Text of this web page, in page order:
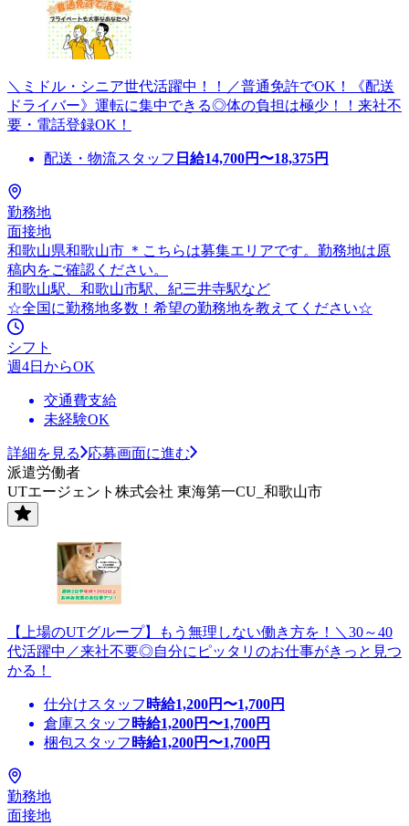
＼ミドル・シニア世代活躍中！！／普通免許でOK！《配送
ドライバー》運転に集中できる◎体の負担は極少！！来社不
要・電話登録OK！
配送・物流スタッフ 日給14,700円〜18,375円
勤務地
面接地
和歌山県和歌山市 ＊こちらは募集エリアです。勤務地は原
稿内をご確認ください。
和歌山駅、和歌山市駅、紀三井寺駅など
☆全国に勤務地多数！希望の勤務地を教えてください☆
シフト
週4日からOK
交通費支給
未経験OK
詳細を見る
応募画面に進む
派遣労働者
UTエージェント株式会社 東海第一CU_和歌山市
【上場のUTグループ】もう無理しない働き方を！＼30～40
代活躍中／来社不要◎自分にピッタリのお仕事がきっと見つ
かる！
仕分けスタッフ 時給1,200円〜1,700円
倉庫スタッフ 時給1,200円〜1,700円
梱包スタッフ 時給1,200円〜1,700円
勤務地
面接地